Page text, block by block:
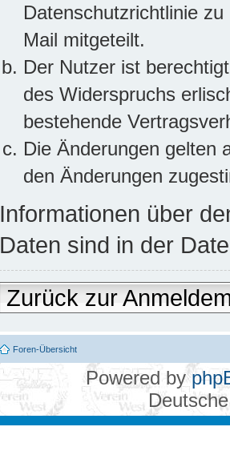
Datenschutzrichtlinie
Mail mitgeteilt.
Der Nutzer ist
des Widerspruchs
bestehende
Die Änderungen gelten
den Änderungen
Informationen über
Daten sind in der
Zurück zur
Foren-Übersicht
Powered by